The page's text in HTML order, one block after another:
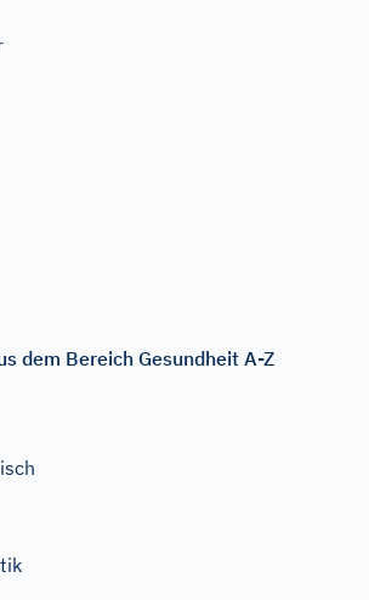
dem Bereich Gesundheit A-Z